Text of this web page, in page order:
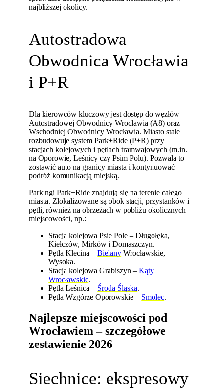
najbliższej okolicy.
Autostradowa
Obwodnica Wrocławia
i P+R
Dla kierowców kluczowy jest dostęp do węzłów
Autostradowej Obwodnicy Wrocławia (A8) oraz
Wschodniej Obwodnicy Wrocławia. Miasto stale
rozbudowuje system Park+Ride (P+R) przy
stacjach kolejowych i pętlach tramwajowych (m.in.
na Oporowie, Leśnicy czy Psim Polu). Pozwala to
zostawić auto na granicy miasta i kontynuować
podróż komunikacją miejską.
Parkingi Park+Ride znajdują się na terenie całego
miasta. Zlokalizowane są obok stacji, przystanków i
pętli, również na obrzeżach w pobliżu okolicznych
miejscowości, np.:
Stacja kolejowa Psie Pole – Długołęka,
Kiełczów, Mirków i Domaszczyn.
Pętla Klecina –Bielany Wrocławskie,
Wysoka.
Stacja kolejowa Grabiszyn –Kąty
Wrocławskie.
Pętla Leśnica – Środa Śląska.
Pętla Wzgórze Oporowskie – Smolec.
Najlepsze miejscowości pod
Wrocławiem – szczegółowe
zestawienie 2026
Siechnice: ekspresowy